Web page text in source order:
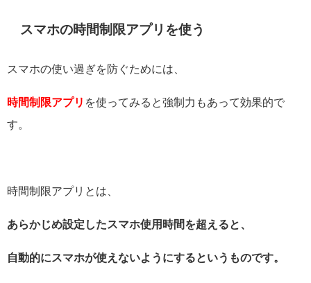
スマホの時間制限アプリを使う
スマホの使い過ぎを防ぐためには、
時間制限アプリ を使ってみると強制力もあって効果的で
す。
時間制限アプリとは、
あらかじめ設定したスマホ使用時間を超えると、
自動的にスマホが使えないようにするというものです。